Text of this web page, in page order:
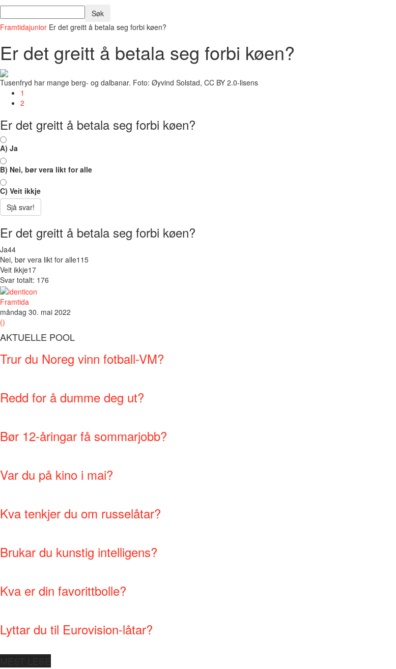
Framtidajunior Er det greitt å betala seg forbi køen?
Er det greitt å betala seg forbi køen?
Tusenfryd har mange berg- og dalbanar. Foto: Øyvind Solstad, CC BY 2.0-lisens
1
2
Er det greitt å betala seg forbi køen?
A) Ja
B) Nei, bør vera likt for alle
C) Veit ikkje
Sjå svar!
Er det greitt å betala seg forbi køen?
Ja44
Nei, bør vera likt for alle115
Veit ikkje17
Svar totalt: 176
Framtida
måndag 30. mai 2022
()
AKTUELLE POOL
Trur du Noreg vinn fotball-VM?
Redd for å dumme deg ut?
Bør 12-åringar få sommarjobb?
Var du på kino i mai?
Kva tenkjer du om russelåtar?
Brukar du kunstig intelligens?
Kva er din favorittbolle?
Lyttar du til Eurovision-låtar?